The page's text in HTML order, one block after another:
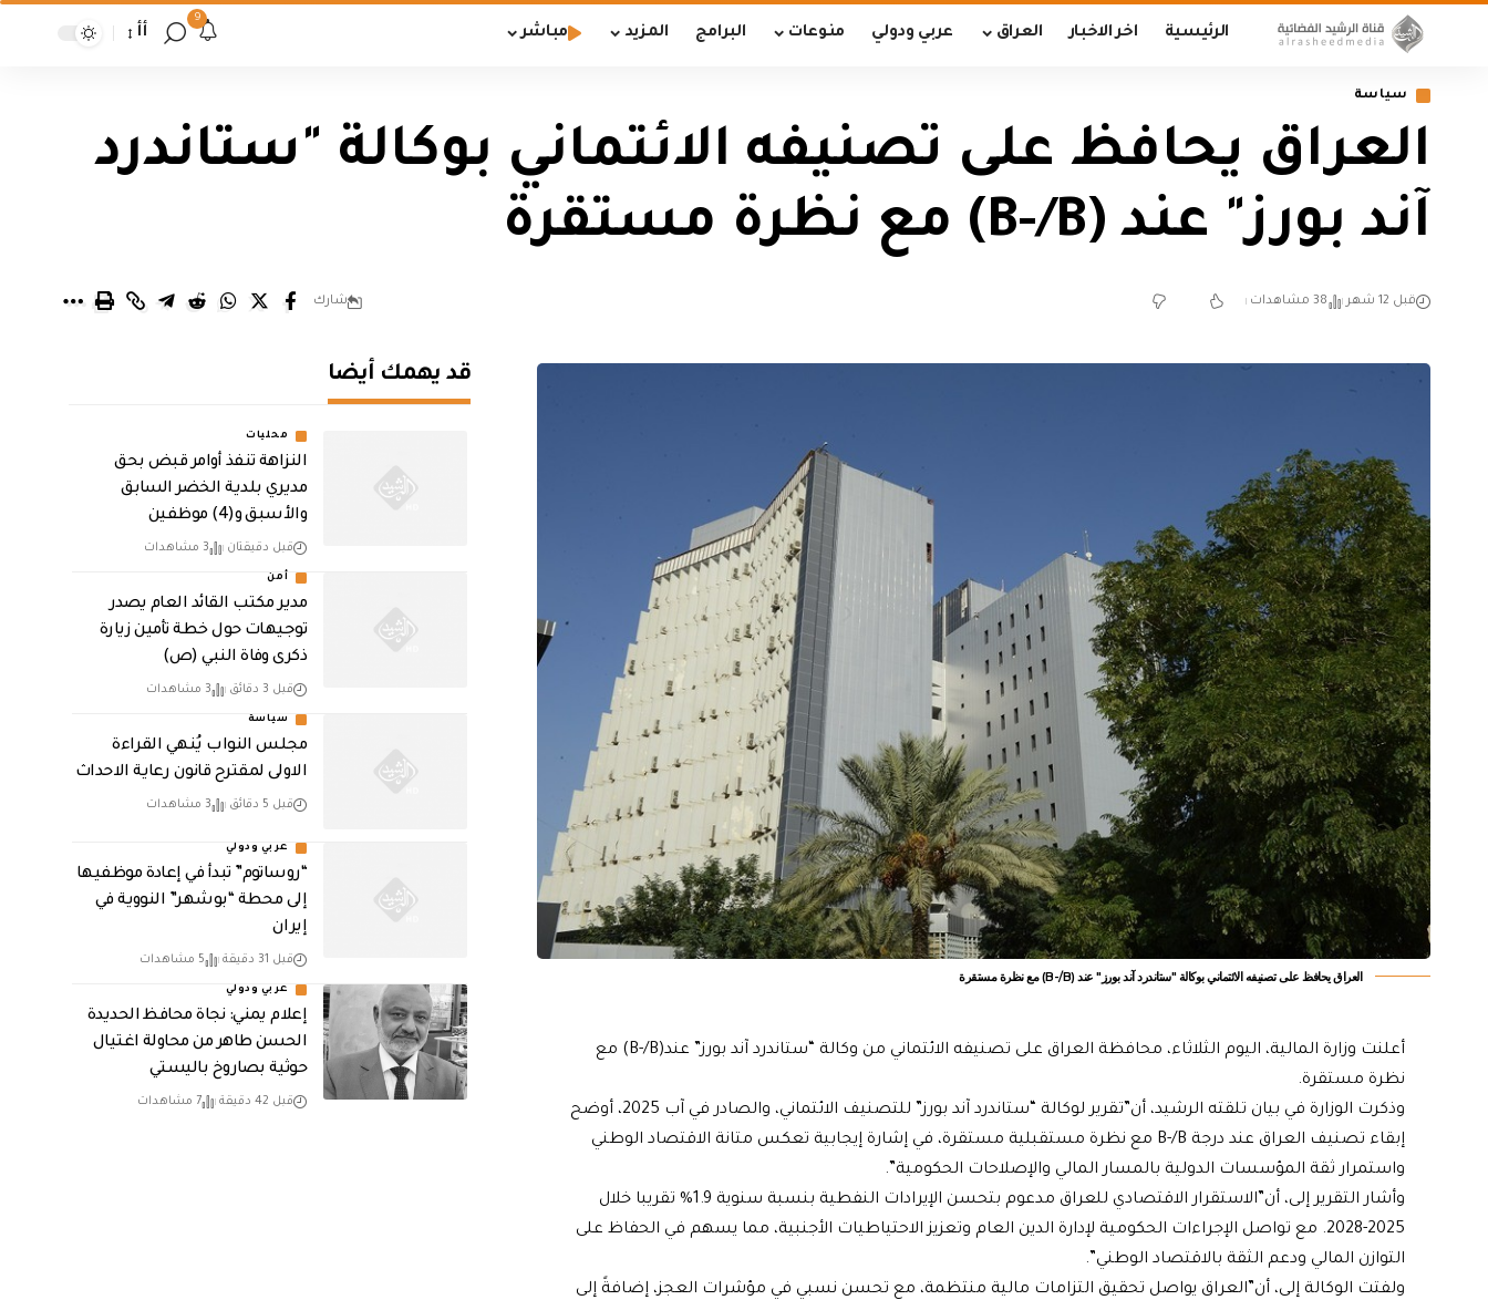
الرئيسية اخر الاخبار العراق عربي ودولي منوعات البرامج المزيد مباشر
9
أأ
سياسة
العراق يحافظ على تصنيفه الائتماني بوكالة "ستاندرد
آند بورز" عند (B-/B) مع نظرة مستقرة
قبل 12 شهر 38 مشاهدات شارك
العراق يحافظ على تصنيفه الائتماني بوكالة "ستاندرد آند بورز" عند (B-/B) مع نظرة مستقرة
أعلنت وزارة المالية، اليوم الثلاثاء، محافظة العراق على تصنيفه الائتماني من وكالة “ستاندرد آند بورز” عند(B-/B) مع
نظرة مستقرة.
وذكرت الوزارة في بيان تلقته الرشيد، أن”تقرير لوكالة “ستاندرد آند بورز” للتصنيف الائتماني، والصادر في آب 2025، أوضح
إبقاء تصنيف العراق عند درجة B-/B مع نظرة مستقبلية مستقرة، في إشارة إيجابية تعكس متانة الاقتصاد الوطني
واستمرار ثقة المؤسسات الدولية بالمسار المالي والإصلاحات الحكومية”.
وأشار التقرير إلى، أن”الاستقرار الاقتصادي للعراق مدعوم بتحسن الإيرادات النفطية بنسبة سنوية 1.9% تقريبا خلال
2025-2028. مع تواصل الإجراءات الحكومية لإدارة الدين العام وتعزيز الاحتياطيات الأجنبية، مما يسهم في الحفاظ على
التوازن المالي ودعم الثقة بالاقتصاد الوطني”.
ولفتت الوكالة إلى، أن”العراق يواصل تحقيق التزامات مالية منتظمة، مع تحسن نسبي في مؤشرات العجز، إضافةً إلى
قد يهمك أيضا
محليات
النزاهة تنفذ أوامر قبض بحق
مديري بلدية الخضر السابق
والأسبق و(4) موظفين
قبل دقيقتان 3 مشاهدات
أمن
مدير مكتب القائد العام يصدر
توجيهات حول خطة تأمين زيارة
ذكرى وفاة النبي (ص)
قبل 3 دقائق 3 مشاهدات
سياسة
مجلس النواب يُنهي القراءة
الاولى لمقترح قانون رعاية الاحداث
قبل 5 دقائق 3 مشاهدات
عربي ودولي
“روساتوم” تبدأ في إعادة موظفيها
إلى محطة “بوشهر” النووية في
إيران
قبل 31 دقيقة 5 مشاهدات
عربي ودولي
إعلام يمني: نجاة محافظ الحديدة
الحسن طاهر من محاولة اغتيال
حوثية بصاروخ باليستي
قبل 42 دقيقة 7 مشاهدات